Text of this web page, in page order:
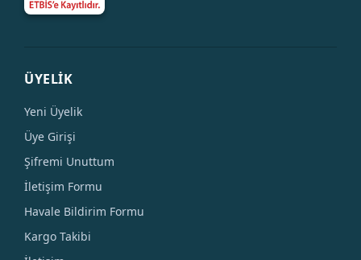
ÜYELİK
Yeni Üyelik
Üye Girişi
Şifremi Unuttum
İletişim Formu
Havale Bildirim Formu
Kargo Takibi